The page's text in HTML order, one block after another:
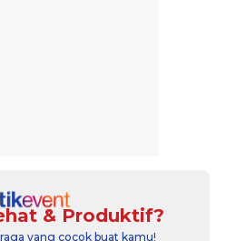
& Produktif?
yang cocok buat kamu!